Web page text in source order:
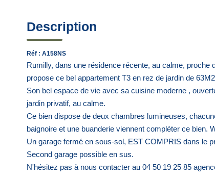
Description
Réf : A158NS
Rumilly, dans une résidence récente, au calme,
propose ce bel appartement T3 en rez de jardin de
Son bel espace de vie avec sa cuisine moderne ,
jardin privatif, au calme.
Ce bien dispose de deux chambres lumineuses,
baignoire et une buanderie viennent compléter ce bien.
Un garage fermé en sous-sol, EST COMPRIS dans le
Second garage possible en sus.
N'hésitez pas à nous contacter au 04 50 19 25 85